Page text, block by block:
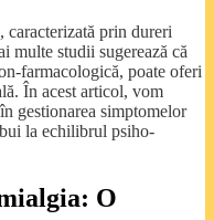
caracterizată prin dureri
multe studii sugerează că
farmacologică, poate oferi
În acest articol, vom
gestionarea simptomelor
la echilibrul psiho-
O